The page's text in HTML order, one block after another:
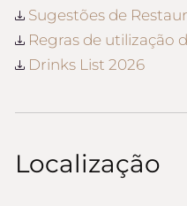
Sugestões de
Regras de utilização
Drinks List 2026
Localização